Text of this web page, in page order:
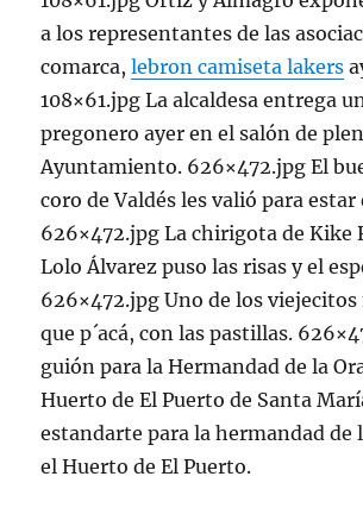
a los representantes de las
comarca,lebron camiseta lakers
108×61.jpg La alcaldesa entrega
pregonero ayer en el salón de
Ayuntamiento. 626×472.jpg El
coro de Valdés les valió para
626×472.jpg La chirigota de Kike
Lolo Álvarez puso las risas y el
626×472.jpg Uno de los viejecitos
que p´acá, con las pastillas.
guión para la Hermandad de la
Huerto de El Puerto de Santa
estandarte para la hermandad de
el Huerto de El Puerto.